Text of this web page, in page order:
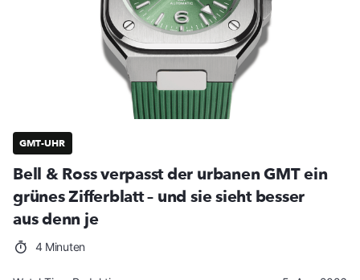
GMT-UHR
Bell & Ross verpasst der urbanen GMT ein
grünes Zifferblatt – und sie sieht besser
aus denn je
4 Minuten